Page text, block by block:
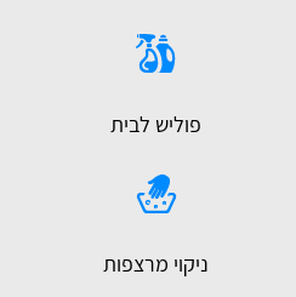
פוליש לבית
ניקוי מרצפות